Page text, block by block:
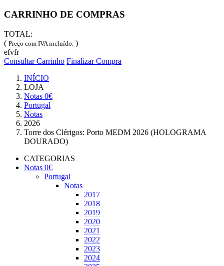
CARRINHO DE COMPRAS
TOTAL:
( Preço com IVA incluído. )
efvfr
Consultar Carrinho Finalizar Compra
INÍCIO
LOJA
Notas 0€
Portugal
Notas
2026
Torre dos Clérigos: Porto MEDM 2026 (HOLOGRAMA
DOURADO)
CATEGORIAS
Notas 0€
Portugal
Notas
2017
2018
2019
2020
2021
2022
2023
2024